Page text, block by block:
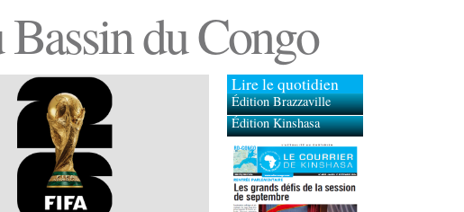
du Congo
Lire le quotidien
Édition Brazzaville
Édition Kinshasa